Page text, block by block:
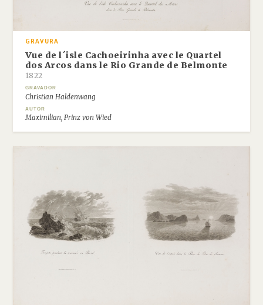
GRAVURA
Vue de l´isle Cachoeirinha avec le Quartel
dos Arcos dans le Rio Grande de Belmonte
1822
GRAVADOR
Christian Haldenwang
AUTOR
Maximilian, Prinz von Wied